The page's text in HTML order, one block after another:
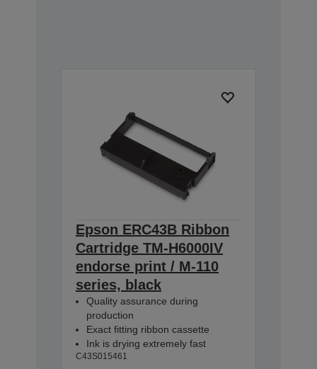
Epson ERC43B Ribbon
Cartridge TM-H6000IV
endorse print / M-110
series, black
Quality assurance during
production
Exact fitting ribbon cassette
Ink is drying extremely fast
C43S015461